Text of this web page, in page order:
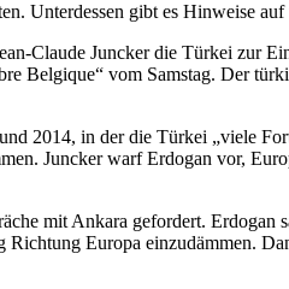
Unterdessen gibt es Hinweise
Claude Juncker die Türkei zur
Belgique“ vom Samstag. Der
2014, in der die Türkei „viele
Juncker warf Erdogan vor,
mit Ankara gefordert.
Europa einzudämmen.